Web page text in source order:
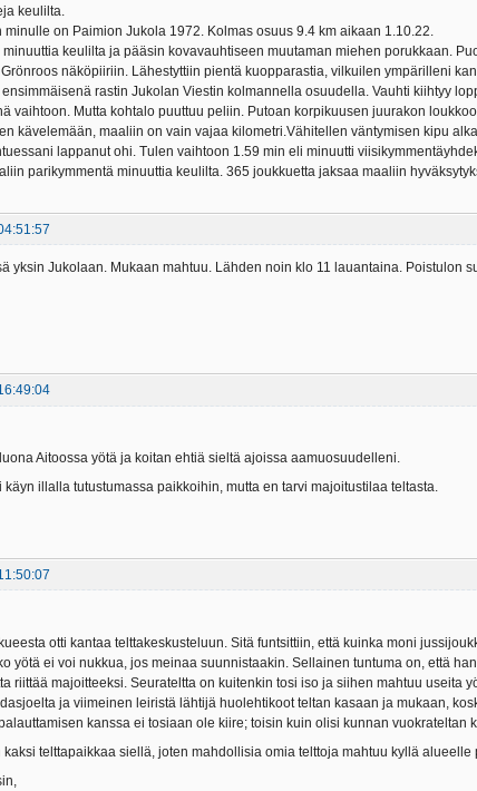
keulilta.
minulle on Paimion Jukola 1972. Kolmas osuus 9.4 km aikaan 1.10.22.
keulilta ja pääsin kovavauhtiseen muutaman miehen porukkaan.
näköpiiriin. Lähestyttiin pientä kuopparastia, vilkuilen ympärilleni
rastin Jukolan Viestin kolmannella osuudella. Vauhti kiihtyy
vaihtoon. Mutta kohtalo puuttuu peliin. Putoan korpikuusen juurakon
kävelemään, maaliin on vain vajaa kilometri.Vähitellen väntymisen kipu
lappanut ohi. Tulen vaihtoon 1.59 min eli minuutti
parikymmentä minuuttia keulilta. 365 joukkuetta jaksaa maaliin
yksin Jukolaan. Mukaan mahtuu. Lähden noin klo 11 lauantaina. Poistulon
Aitoossa yötä ja koitan ehtiä sieltä ajoissa aamuosuudelleni.
käyn illalla tutustumassa paikkoihin, mutta en tarvi majoitustilaa teltasta.
otti kantaa telttakeskusteluun. Sitä funtsittiin, että kuinka moni
yötä ei voi nukkua, jos meinaa suunnistaakin. Sellainen tuntuma on, että
riittää majoitteeksi. Seurateltta on kuitenkin tosi iso ja siihen mahtuu useita
ja viimeinen leiristä lähtijä huolehtikoot teltan kasaan ja mukaan,
kanssa ei tosiaan ole kiire; toisin kuin olisi kunnan vuokrateltan
kaksi telttapaikkaa siellä, joten mahdollisia omia telttoja mahtuu kyllä alueelle